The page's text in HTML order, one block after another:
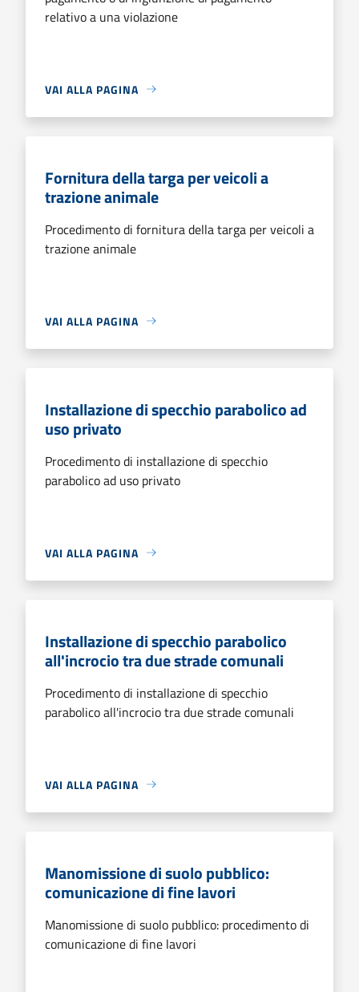
relativo a una violazione
VAI ALLA PAGINA
Fornitura della targa per veicoli a
trazione animale
Procedimento di fornitura della targa per veicoli a
trazione animale
VAI ALLA PAGINA
Installazione di specchio parabolico ad
uso privato
Procedimento di installazione di specchio
parabolico ad uso privato
VAI ALLA PAGINA
Installazione di specchio parabolico
all'incrocio tra due strade comunali
Procedimento di installazione di specchio
parabolico all'incrocio tra due strade comunali
VAI ALLA PAGINA
Manomissione di suolo pubblico:
comunicazione di fine lavori
Manomissione di suolo pubblico: procedimento di
comunicazione di fine lavori